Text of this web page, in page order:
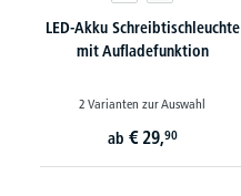
LED-Akku Schreibtischleuchte
mit Aufladefunktion
2 Varianten zur Auswahl
ab € 29,90